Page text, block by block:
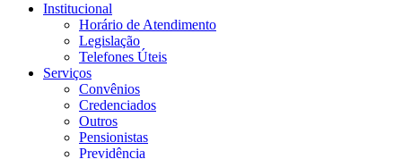
Institucional
Horário de Atendimento
Legislação
Telefones Úteis
Serviços
Convênios
Credenciados
Outros
Pensionistas
Previdência